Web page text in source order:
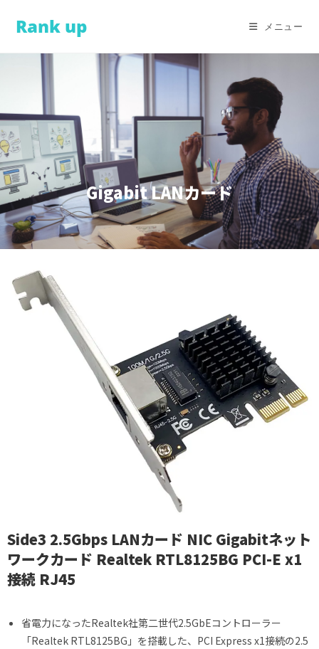
Rank up メニュー
Gigabit LANカード
Side3 2.5Gbps LANカード NIC Gigabitネット
ワークカード Realtek RTL8125BG PCI-E x1
接続 RJ45
省電力になったRealtek社第二世代2.5GbEコントローラー
「Realtek RTL8125BG」を搭載した、PCI Express x1接続の2.5